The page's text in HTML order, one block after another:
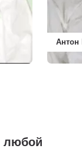
Антон
любой